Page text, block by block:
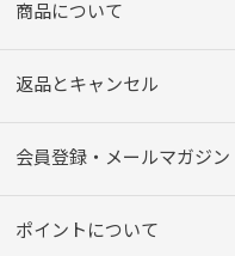
商品について
返品とキャンセル
会員登録・メールマガジン
ポイントについて